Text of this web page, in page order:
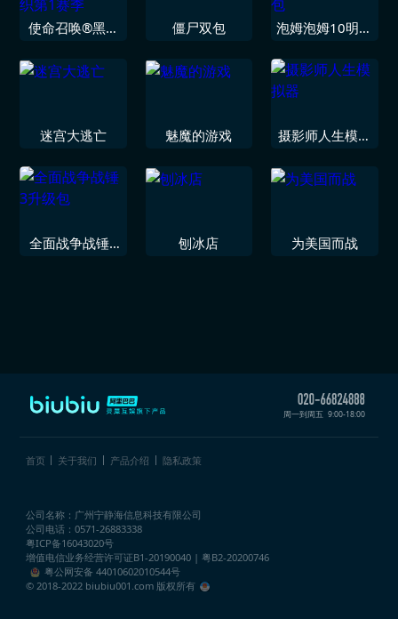
使命召唤®黑色
第1赛季
僵尸双包
泡姆泡姆10明日
迷宫大逃亡 魅魔的游戏
摄影师人生模拟
全面战争战锤3
刨冰店 为美国而战
周一到周五 9:00-18:00
首页 关于我们 产品介绍 隐私政策
公司名称：广州宁静海信息科技有限公司
公司电话：0571-26883338
粤ICP备16043020号
增值电信业务经营许可证B1-20190040 | 粤B2-20200746
粤公网安备 44010602010544号
© 2018-2022 biubiu001.com 版权所有